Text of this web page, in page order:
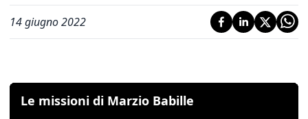
14 giugno 2022
Le missioni di Marzio Babille